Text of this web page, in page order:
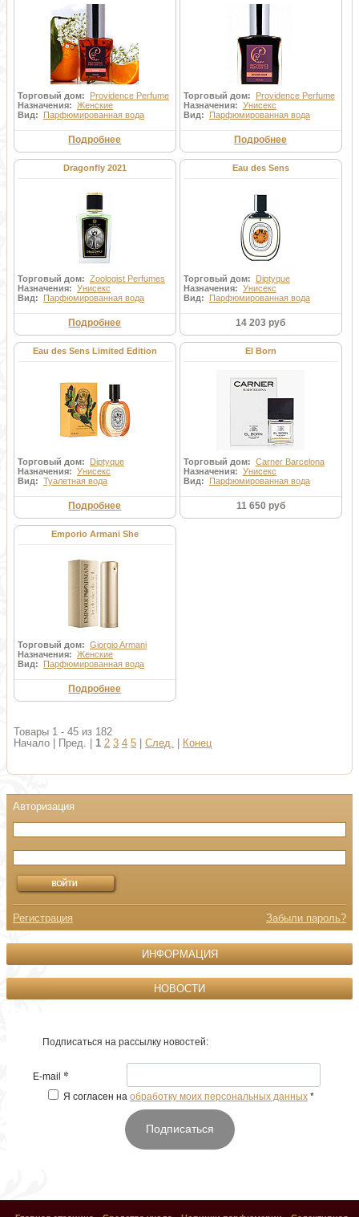
Торговый дом: Providence Perfume
Назначения: Женские
Вид: Парфюмированная вода
Подробнее
Торговый дом: Providence Perfume
Назначения: Унисекс
Вид: Парфюмированная вода
Подробнее
Dragonfly 2021
Торговый дом: Zoologist Perfumes
Назначения: Унисекс
Вид: Парфюмированная вода
Подробнее
Eau des Sens
Торговый дом: Diptyque
Назначения: Унисекс
Вид: Парфюмированная вода
14 203 руб
Eau des Sens Limited Edition
Торговый дом: Diptyque
Назначения: Унисекс
Вид: Туалетная вода
Подробнее
El Born
Торговый дом: Carner Barcelona
Назначения: Унисекс
Вид: Парфюмированная вода
11 650 руб
Emporio Armani She
Торговый дом: Giorgio Armani
Назначения: Женские
Вид: Парфюмированная вода
Подробнее
Товары 1 - 45 из 182
Начало | Пред. | 1 2 3 4 5 След. Конец
Регистрация Забыли пароль?
ИНФОРМАЦИЯ
НОВОСТИ
Подписаться на рассылку новостей:
E-mail *
Я согласен на обработку моих персональных данных *
Подписаться